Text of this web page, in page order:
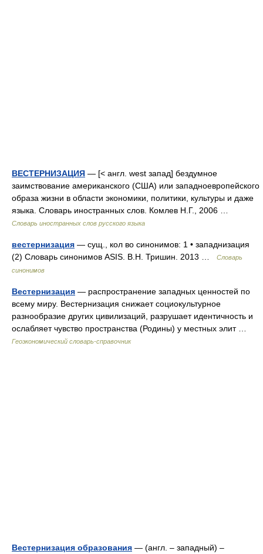
ВЕСТЕРНИЗАЦИЯ — [< англ. west запад] бездумное
заимствование американского (США) или западноевропейского
образа жизни в области экономики, политики, культуры и даже
языка. Словарь иностранных слов. Комлев Н.Г., 2006 …
Словарь иностранных слов русского языка
вестернизация — сущ., кол во синонимов: 1 • западнизация
(2) Словарь синонимов ASIS. В.Н. Тришин. 2013 …
Словарь
синонимов
Вестернизация — распространение западных ценностей по
всему миру. Вестернизация снижает социокультурное
разнообразие других цивилизаций, разрушает идентичность и
ослабляет чувство пространства (Родины) у местных элит …
Геоэкономический словарь-справочник
Вестернизация образования — (англ. – западный) –